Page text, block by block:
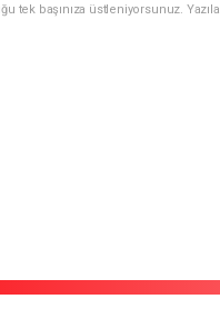
tek başınıza üstleniyorsunuz.